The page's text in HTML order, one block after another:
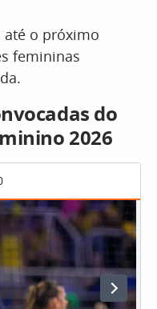
até o próximo
femininas
do
2026